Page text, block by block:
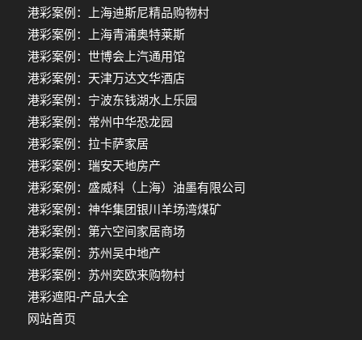
港彩案例：上海迪斯尼精品购物村
港彩案例：上海青浦奥特莱斯
港彩案例：世博会上汽通用馆
港彩案例：天津万达文华酒店
港彩案例：宁波东钱湖水上乐园
港彩案例：常州中华恐龙园
港彩案例：拉卡萨家居
港彩案例：瑞安天地房产
港彩案例：盛威科（上海）油墨有限公司
港彩案例：神华集团银川羊场湾煤矿
港彩案例：第六空间家居商场
港彩案例：苏州吴中地产
港彩案例：苏州奕欧来购物村
港彩遮阳-产品大全
网站首页